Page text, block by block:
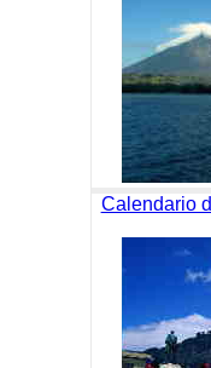
Calendario